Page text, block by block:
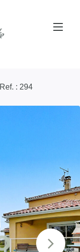
Ref. : 294